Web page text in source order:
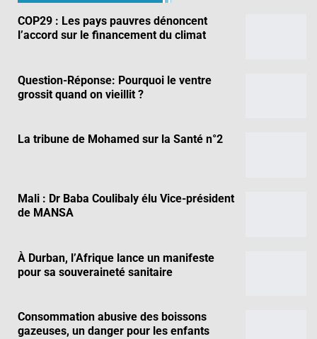
COP29 : Les pays pauvres dénoncent
l’accord sur le financement du climat
Question-Réponse: Pourquoi le ventre
grossit quand on vieillit ?
La tribune de Mohamed sur la Santé n°2
Mali : Dr Baba Coulibaly élu Vice-président
de MANSA
À Durban, l’Afrique lance un manifeste
pour sa souveraineté sanitaire
Consommation abusive des boissons
gazeuses, un danger pour les enfants